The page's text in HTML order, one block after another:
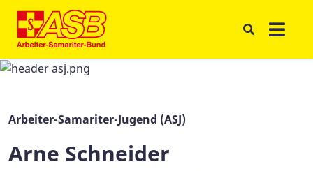
Arbeiter-Samariter-Jugend (ASJ)
Arne Schneider